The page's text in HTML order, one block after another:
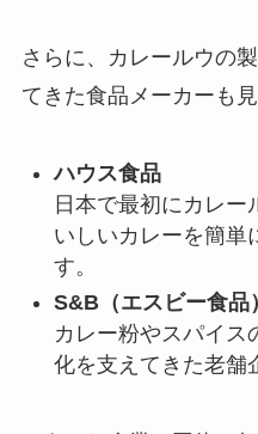
さらに、カレールウの
てきた食品メーカーも見
ハウス食品
日本で最初にカレー
いしいカレーを簡単
す。
S&B（エスビー食品）
カレー粉やスパイス
化を支えてきた老舗